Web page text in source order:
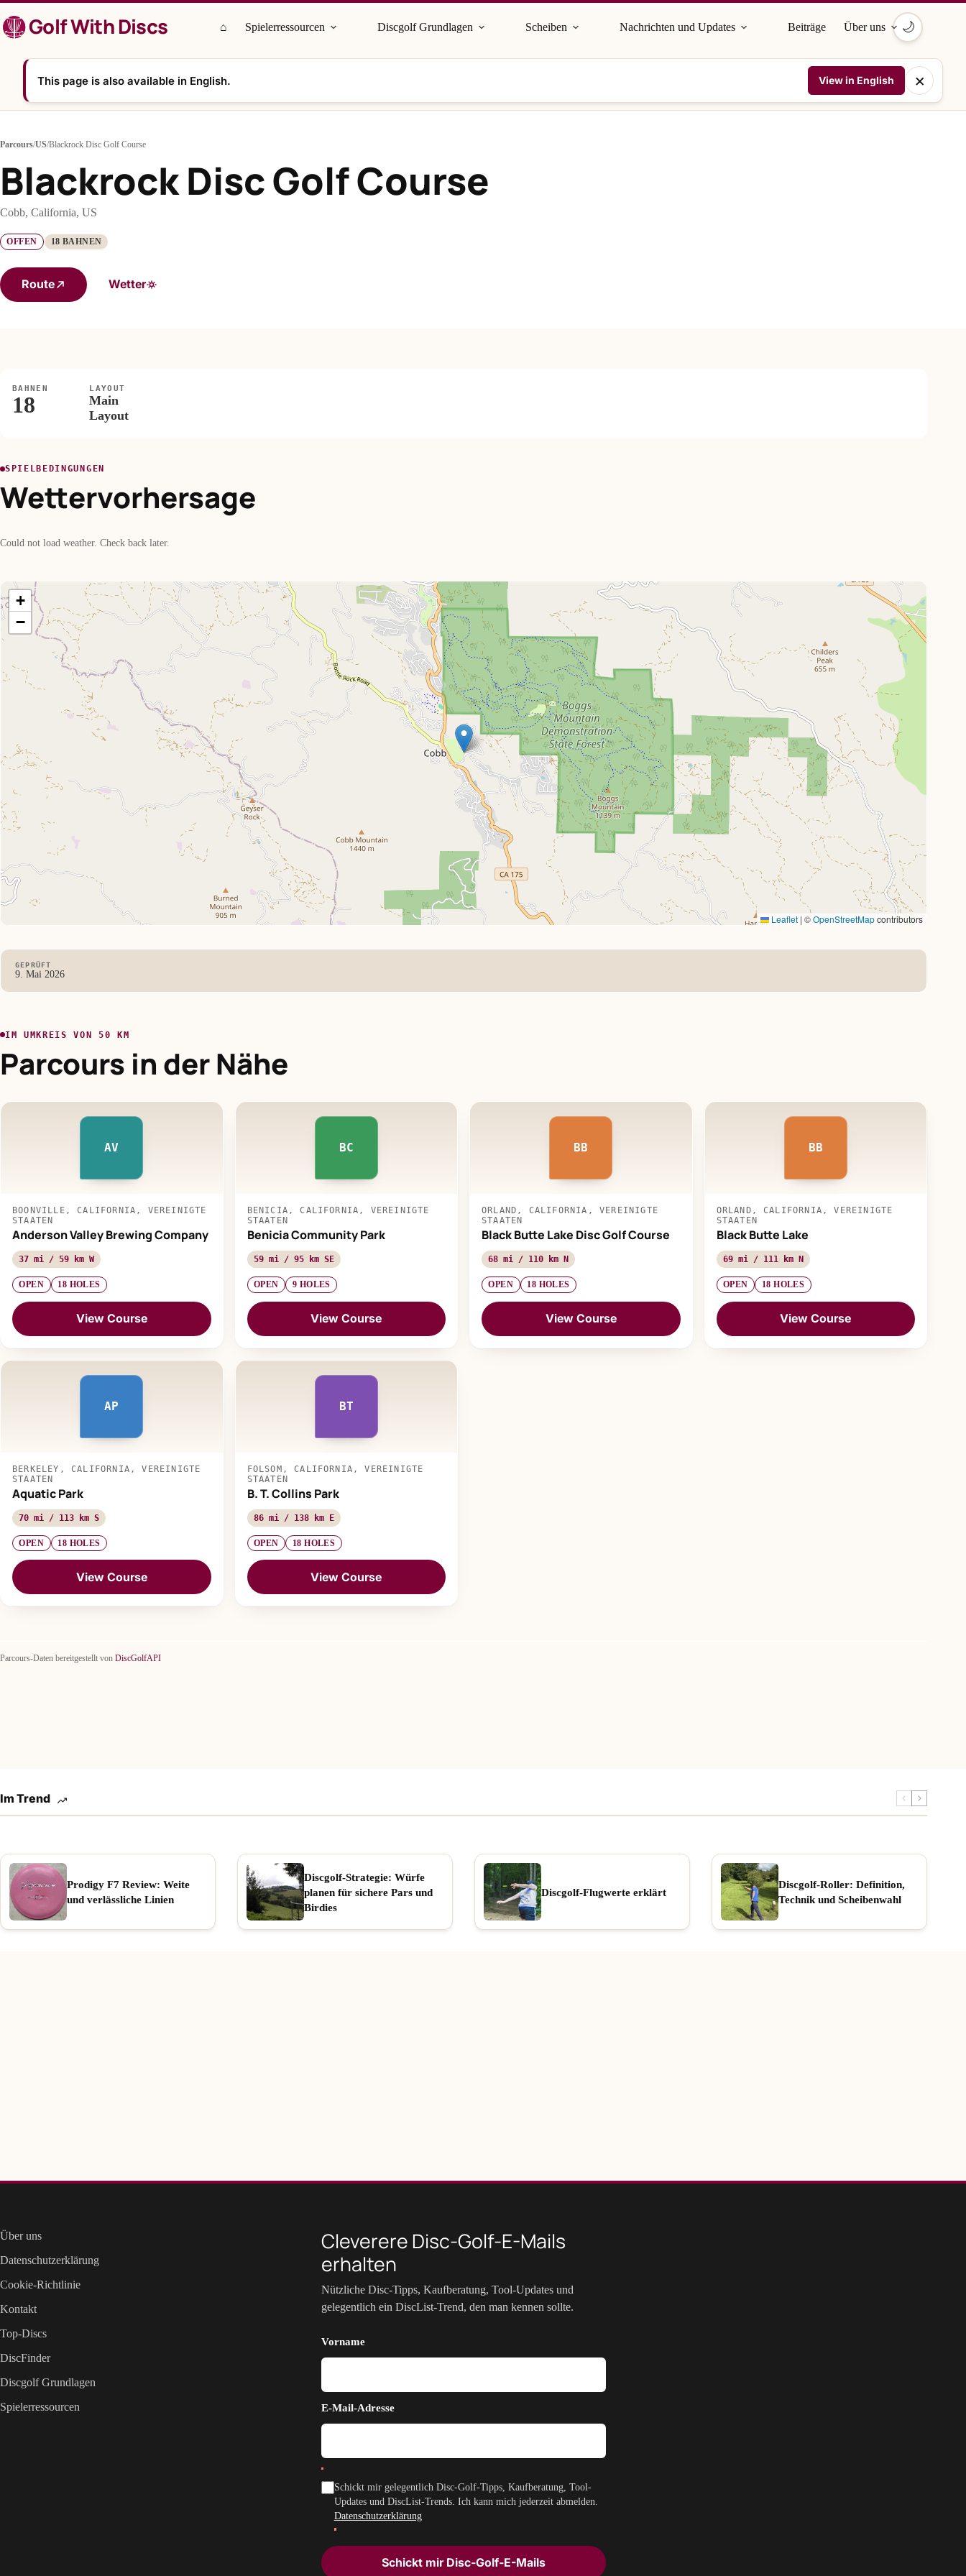
Inhalt
springenGolf With Discs ⌂ Spielerressourcen Discgolf Grundlagen Scheiben Nachrichten und Updates Beiträge Über uns 🌙
This page is also available in English. View in English ×
Parcours/US/Blackrock Disc Golf Course
Blackrock Disc Golf Course
Cobb, California, US
OFFEN 18 BAHNEN
Route Wetter
BAHNEN
18
LAYOUT
Main
Layout
SPIELBEDINGUNGEN
Wettervorhersage
Could not load weather. Check back later.
+
−
Leaflet | ©OpenStreetMapcontributors
GEPRÜFT
9. Mai 2026
IM UMKREIS VON 50 KM
Parcours in der Nähe
AV
BOONVILLE, CALIFORNIA, VEREINIGTE
STAATEN
Anderson Valley Brewing Company
37 mi / 59 km W
OPEN 18 HOLES
View Course
BC
BENICIA, CALIFORNIA, VEREINIGTE
STAATEN
Benicia Community Park
59 mi / 95 km SE
OPEN 9 HOLES
View Course
BB
ORLAND, CALIFORNIA, VEREINIGTE
STAATEN
Black Butte Lake Disc Golf Course
68 mi / 110 km N
OPEN 18 HOLES
View Course
BB
ORLAND, CALIFORNIA, VEREINIGTE
STAATEN
Black Butte Lake
69 mi / 111 km N
OPEN 18 HOLES
View Course
AP
BERKELEY, CALIFORNIA, VEREINIGTE
STAATEN
Aquatic Park
70 mi / 113 km S
OPEN 18 HOLES
View Course
BT
FOLSOM, CALIFORNIA, VEREINIGTE
STAATEN
B. T. Collins Park
86 mi / 138 km E
OPEN 18 HOLES
View Course
Parcours-Daten bereitgestellt von DiscGolfAPI
Im Trend
Prodigy F7 Review: Weite
und verlässliche Linien
Discgolf-Strategie: Würfe
planen für sichere Pars und
Birdies
Discgolf-Flugwerte erklärt
Discgolf-Roller: Definition,
Technik und Scheibenwahl
Über uns
Datenschutzerklärung
Cookie-Richtlinie
Kontakt
Top-Discs
DiscFinder
Discgolf Grundlagen
Spielerressourcen
Cleverere Disc-Golf-E-Mails
erhalten
Nützliche Disc-Tipps, Kaufberatung, Tool-Updates und
gelegentlich ein DiscList-Trend, den man kennen sollte.
Vorname
E-Mail-Adresse
Schickt mir gelegentlich Disc-Golf-Tipps, Kaufberatung, Tool-
Updates und DiscList-Trends. Ich kann mich jederzeit abmelden.
Datenschutzerklärung
Schickt mir Disc-Golf-E-Mails